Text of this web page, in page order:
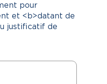
pour
et <b>datant de
justificatif de